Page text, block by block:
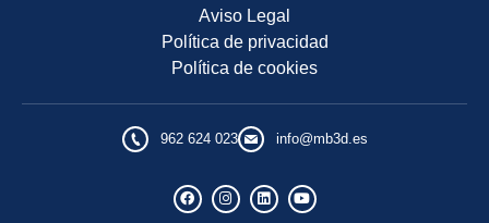
Aviso Legal
Política de privacidad
Política de cookies
962 624 023 info@mb3d.es